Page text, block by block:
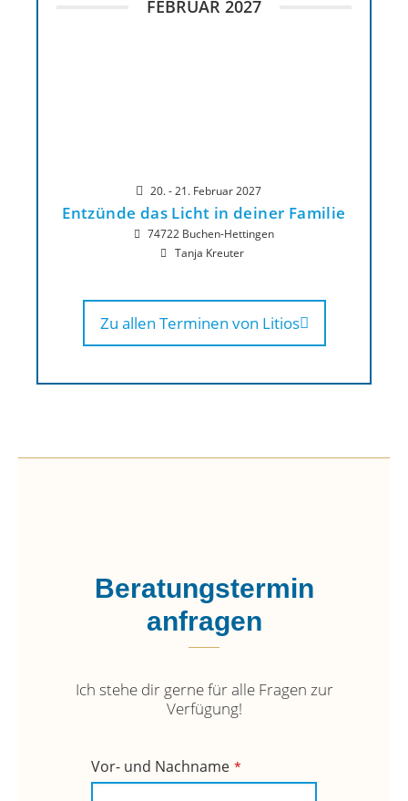
FEBRUAR 2027
20. - 21. Februar 2027
Entzünde das Licht in deiner Familie
74722 Buchen-Hettingen
Tanja Kreuter
Zu allen Terminen von Litios
Beratungstermin
anfragen
Ich stehe dir gerne für alle Fragen zur
Verfügung!
Company
Name
Vor- und Nachname *